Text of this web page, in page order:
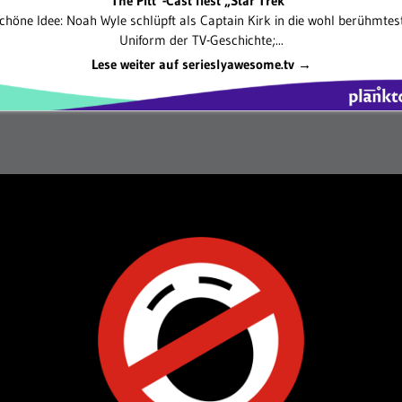
Idee: Noah Wyle schlüpft als Captain Kirk in die wohl
Uniform der TV-Geschichte;...
Lese weiter auf serieslyawesome.tv →